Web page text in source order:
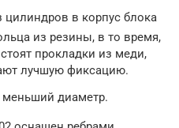
цилиндров в корпус блока
из резины, в то время,
прокладки из меди,
лучшую фиксацию.
диаметр.